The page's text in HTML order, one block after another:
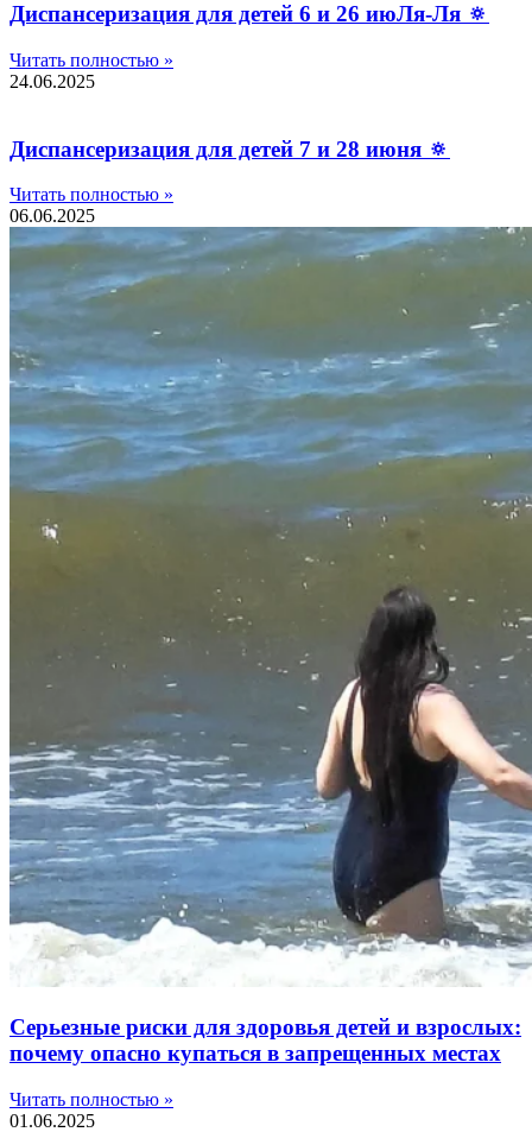
Диспансеризация для детей 6 и 26 июЛя-Ля 🔅
Читать полностью »
24.06.2025
Диспансеризация для детей 7 и 28 июня 🔅
Читать полностью »
06.06.2025
Серьезные риски для здоровья детей и взрослых:
почему опасно купаться в запрещенных местах
Читать полностью »
01.06.2025